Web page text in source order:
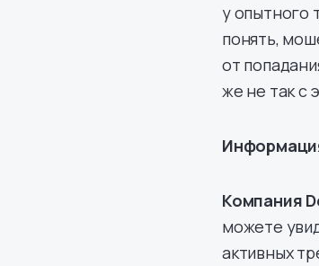
у опытного
понять,
от
же не так с
Компания
можете
активных